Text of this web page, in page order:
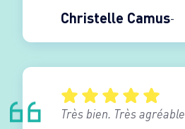
Christelle Camus
Très bien. Très agréable